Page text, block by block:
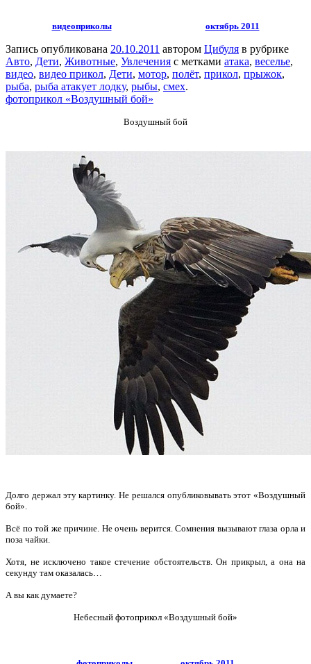
видеоприколы октябрь 2011
Запись опубликована 20.10.2011 автором Цибуля в рубрике
Авто, Дети, Животные, Увлечения с метками атака, веселье,
видео, видео прикол, Дети, мотор, полёт, прикол, прыжок,
рыба, рыба атакует лодку, рыбы, смех.
фотоприкол «Воздушный бой»
Воздушный бой
Долго держал эту картинку. Не решался опубликовывать этот «Воздушный
бой».
Всё по той же причине. Не очень верится. Сомнения вызывают глаза орла и
поза чайки.
Хотя, не исключено такое стечение обстоятельств. Он прикрыл, а она на
секунду там оказалась…
А вы как думаете?
Небесный фотоприкол «Воздушный бой»